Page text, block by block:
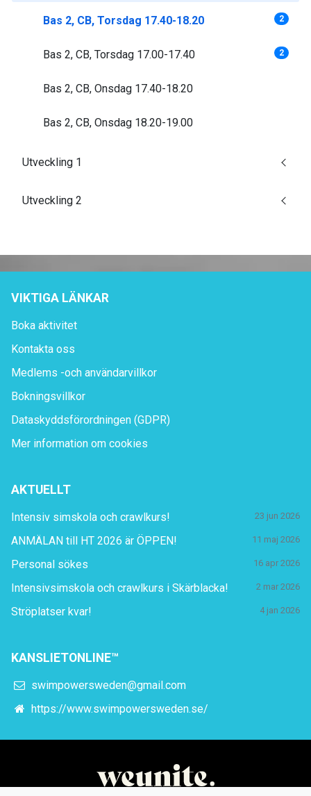
Bas 2, CB, Torsdag 17.40-18.20 2
Bas 2, CB, Torsdag 17.00-17.40 2
Bas 2, CB, Onsdag 17.40-18.20
Bas 2, CB, Onsdag 18.20-19.00
Utveckling 1
Utveckling 2
VIKTIGA LÄNKAR
Boka aktivitet
Kontakta oss
Medlems -och användarvillkor
Bokningsvillkor
Dataskyddsförordningen (GDPR)
Mer information om cookies
AKTUELLT
Intensiv simskola och crawlkurs! 23 jun 2026
ANMÄLAN till HT 2026 är ÖPPEN! 11 maj 2026
Personal sökes 16 apr 2026
Intensivsimskola och crawlkurs i Skärblacka! 2 mar 2026
Ströplatser kvar! 4 jan 2026
KANSLIETONLINE™
swimpowersweden@gmail.com
https://www.swimpowersweden.se/